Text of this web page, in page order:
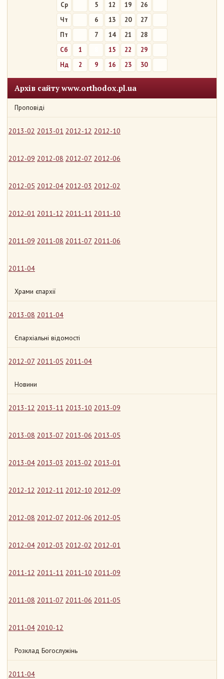
Ср
5 12 19
26
Чт
6 13 20
27
Пт
7 14 21
28
Сб
1 15 22
29
Нд
2 9 16 23 30
Архів сайту www.orthodox.pl.ua
Проповіді
2013-02 2013-01 2012-12 2012-10
2012-09 2012-08 2012-07 2012-06
2012-05 2012-04 2012-03 2012-02
2012-01 2011-12 2011-11 2011-10
2011-09 2011-08 2011-07 2011-06
2011-04
Храми єпархії
2013-08 2011-04
Єпархіальні відомості
2012-07 2011-05 2011-04
Новини
2013-12 2013-11 2013-10 2013-09
2013-08 2013-07 2013-06 2013-05
2013-04 2013-03 2013-02 2013-01
2012-12 2012-11 2012-10 2012-09
2012-08 2012-07 2012-06 2012-05
2012-04 2012-03 2012-02 2012-01
2011-12 2011-11 2011-10 2011-09
2011-08 2011-07 2011-06 2011-05
2011-04 2010-12
Розклад Богослужінь
2011-04